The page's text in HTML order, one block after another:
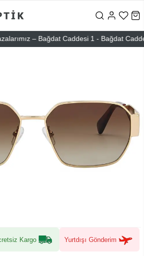
– Bağdat Caddesi 1 - Bağdat
Kargo Yurtdışı Gönderim